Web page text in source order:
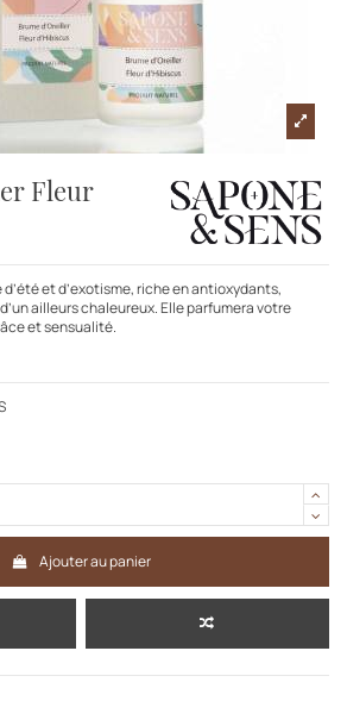
Fleur
d’été et d’exotisme, riche en antioxydants,
ailleurs chaleureux. Elle parfumera votre
et sensualité.
Ajouter au panier